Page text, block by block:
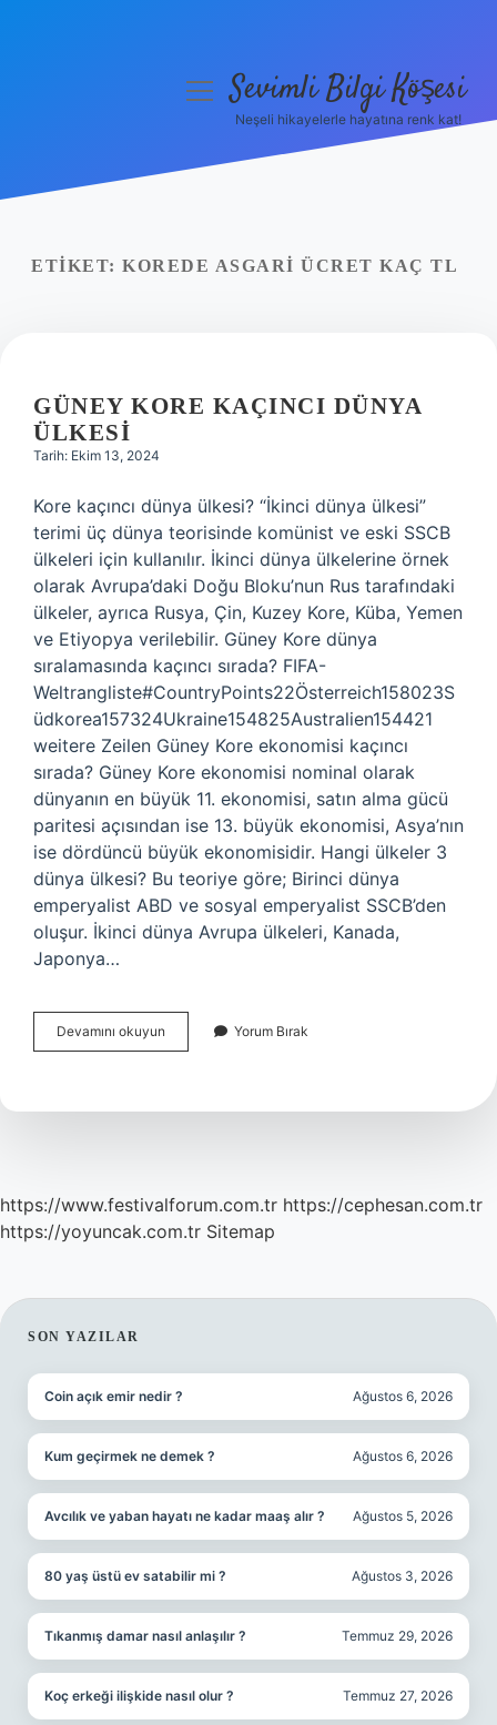
Yasal Uyarı
menüyüSevimli Bilgi Köşesi
Neşeli hikayelerle hayatına renk kat!
ETIKET: KOREDE ASGARI ÜCRET KAÇ TL
GÜNEY KORE KAÇINCI DÜNYA
ÜLKESI
Tarih: Ekim 13, 2024
Kore kaçıncı dünya ülkesi? “İkinci dünya ülkesi”
terimi üç dünya teorisinde komünist ve eski SSCB
ülkeleri için kullanılır. İkinci dünya ülkelerine örnek
olarak Avrupa’daki Doğu Bloku’nun Rus tarafındaki
ülkeler, ayrıca Rusya, Çin, Kuzey Kore, Küba, Yemen
ve Etiyopya verilebilir. Güney Kore dünya
sıralamasında kaçıncı sırada? FIFA-
Weltrangliste#CountryPoints22Österreich158023S
üdkorea157324Ukraine154825Australien154421
weitere Zeilen Güney Kore ekonomisi kaçıncı
sırada? Güney Kore ekonomisi nominal olarak
dünyanın en büyük 11. ekonomisi, satın alma gücü
paritesi açısından ise 13. büyük ekonomisi, Asya’nın
ise dördüncü büyük ekonomisidir. Hangi ülkeler 3
dünya ülkesi? Bu teoriye göre; Birinci dünya
emperyalist ABD ve sosyal emperyalist SSCB’den
oluşur. İkinci dünya Avrupa ülkeleri, Kanada,
Japonya…
Devamını okuyun
Kore
Ülkesi
Yorum Bırak
https://www.festivalforum.com.tr https://cephesan.com.tr
https://yoyuncak.com.tr Sitemap
SIDEBAR
SON YAZILAR
Coin açık emir nedir ? Ağustos 6, 2026
Kum geçirmek ne demek ? Ağustos 6, 2026
Avcılık ve yaban hayatı ne kadar maaş alır ? Ağustos 5, 2026
80 yaş üstü ev satabilir mi ? Ağustos 3, 2026
Tıkanmış damar nasıl anlaşılır ? Temmuz 29, 2026
Koç erkeği ilişkide nasıl olur ? Temmuz 27, 2026